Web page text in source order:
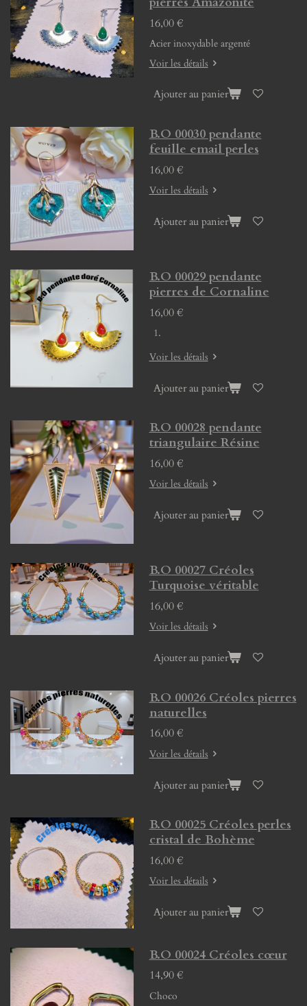
16,00 €
Acier inoxydable argenté
Voir les détails
Ajouter au panier
B.O 00030 pendante
feuille email perles
16,00 €
Voir les détails
Ajouter au panier
B.O 00029 pendante
pierres de Cornaline
16,00 €
Voir les détails
Ajouter au panier
B.O 00028 pendante
triangulaire Résine
16,00 €
Voir les détails
Ajouter au panier
B.O 00027 Créoles
Turquoise véritable
16,00 €
Voir les détails
Ajouter au panier
B.O 00026 Créoles pierres
naturelles
16,00 €
Voir les détails
Ajouter au panier
B.O 00025 Créoles perles
cristal de Bohème
16,00 €
Voir les détails
Ajouter au panier
B.O 00024 Créoles cœur
14,90 €
Choco